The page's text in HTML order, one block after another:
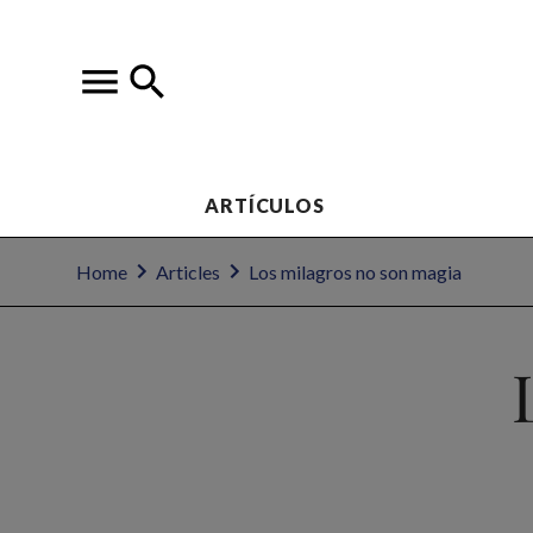
ARTÍCULOS
Home Articles Los milagros no son magia